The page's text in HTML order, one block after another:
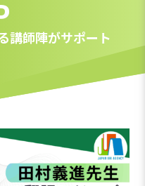
講師陣がサポート